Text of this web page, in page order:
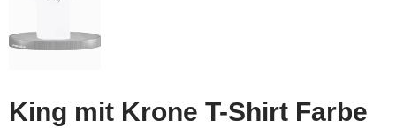
King mit Krone T-Shirt Farbe